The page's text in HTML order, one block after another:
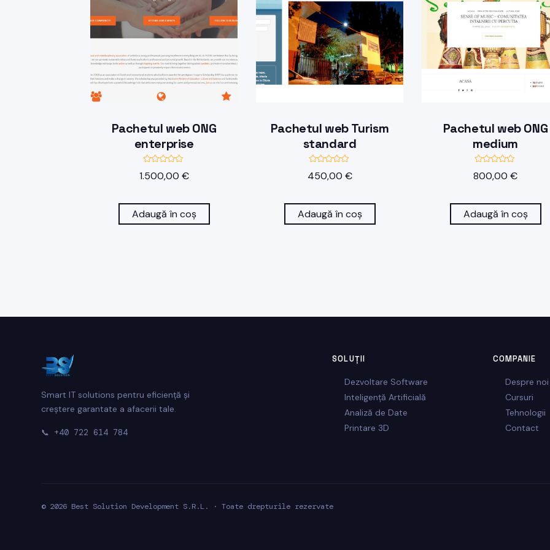
Pachetul web ONG
enterprise
v
a
t
l
1.500,00 €
Adaugă în coș
Pachetul web Turism
standard
v
a
t
l
450,00 €
Adaugă în coș
Pachetul web ONG
medium
v
a
t
l
800,00 €
Adaugă în coș
Smart IT solutions pentru eficiență și
creștere garantate a afacerii tale.
📞 +40 722 614 784
SOLUȚII
Dezvoltare Software
Inteligență Artificială
Analiză de Date
Printare 3D
COMPANIE
Despre noi
Cursuri
Tehnologii
Contact
© 2026 Best Solution Development S.R.L. · Toate drepturile rezervate